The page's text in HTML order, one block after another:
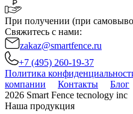
При получении (при
Свяжитесь с нами:
zakaz@smartfence.ru
+7 (495) 260-19-37
Политика
компании
Контакты Блог
2026 Smart Fence tecnology inc
Наша продукция